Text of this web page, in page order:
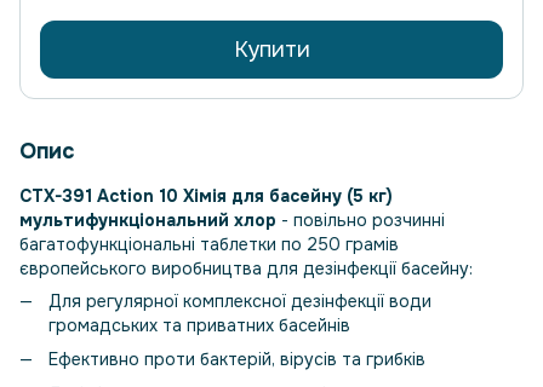
Купити
Опис
CTX-391 Action 10 Хімія для басейну (5 кг)
мультифункціональний хлор - повільно розчинні
багатофункціональні таблетки по 250 грамів
європейського виробництва для дезінфекції басейну:
Для регулярної комплексної дезінфекції води
громадських та приватних басейнів
Ефективно проти бактерій, вірусів та грибків